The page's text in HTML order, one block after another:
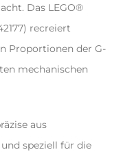
Das LEGO®
recreiert
Proportionen der G-
mechanischen
aus
speziell für die